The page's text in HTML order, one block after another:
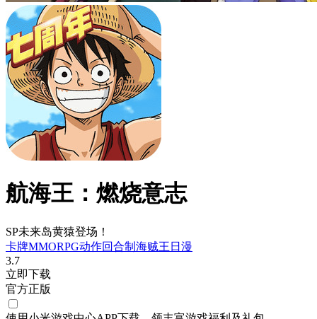
航海王：燃烧意志
SP未来岛黄猿登场！
卡牌MMORPG动作回合制 海贼王 日漫
3.7
立即下载
官方正版